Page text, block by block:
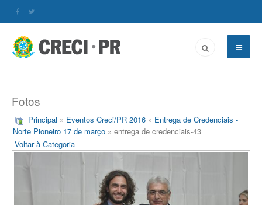
Fotos
Principal » Eventos Creci/PR 2016 » Entrega de Credenciais -
Norte Pioneiro 17 de março » entrega de credenciais-43
Voltar à Categoria